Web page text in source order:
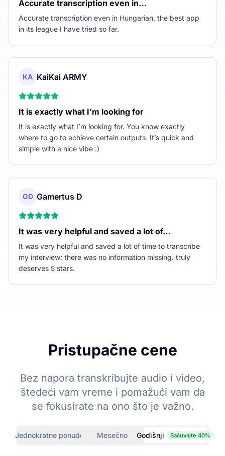
Accurate transcription even in…
Accurate transcription even in Hungarian, the best app
in its league I have tried so far.
KA KaiKai ARMY
It is exactly what I’m looking for
It is exactly what I’m looking for. You know exactly
where to go to achieve certain outputs. It’s quick and
simple with a nice vibe :)
GD Gamertus D
It was very helpful and saved a lot of…
It was very helpful and saved a lot of time to transcribe
my interview; there was no information missing. truly
deserves 5 stars.
Pristupačne cene
Bez napora transkribujte audio i video,
štedeći vam vreme i pomažući vam da
se fokusirate na ono što je važno.
Jednokratne ponude Mesečno Godišnji Sačuvajte 40%